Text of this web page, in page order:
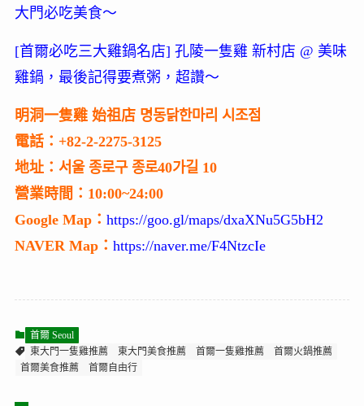
大門必吃美食～
[首爾必吃三大雞鍋名店] 孔陵一隻雞 新村店 @ 美味
雞鍋，最後記得要煮粥，超讚～
明洞一隻雞 始祖店 명동닭한마리 시조점
電話：+82-2-2275-3125
地址：서울 종로구 종로40가길 10
營業時間：10:00~24:00
Google Map： https://goo.gl/maps/dxaXNu5G5bH2
NAVER Map： https://naver.me/F4NtzcIe
首爾 Seoul
東大門一隻雞推薦
東大門美食推薦 首爾一隻雞推薦
首爾火鍋推薦
首爾美食推薦
首爾自由行